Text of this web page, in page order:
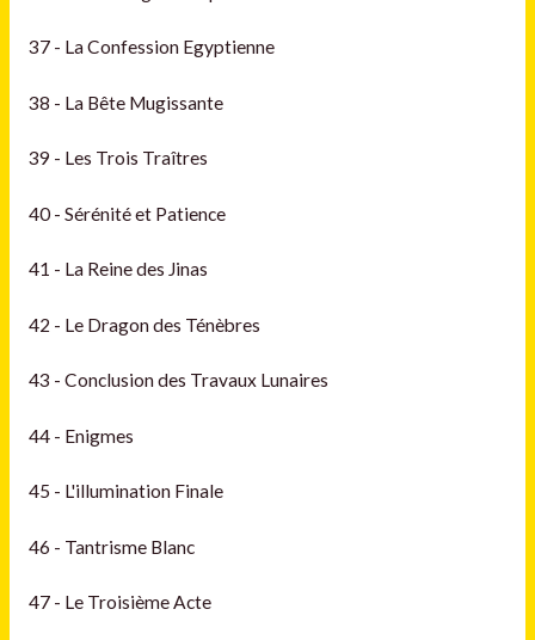
37 - La Confession Egyptienne
38 - La Bête Mugissante
39 - Les Trois Traîtres
40 - Sérénité et Patience
41 - La Reine des Jinas
42 - Le Dragon des Ténèbres
43 - Conclusion des Travaux Lunaires
44 - Enigmes
45 - L'illumination Finale
46 - Tantrisme Blanc
47 - Le Troisième Acte